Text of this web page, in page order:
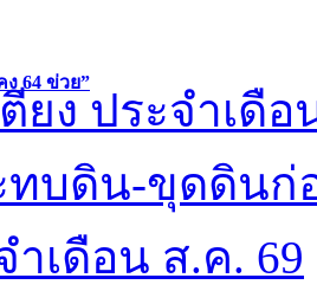
64 ข่วย”
ยง ประจำเดือ
ทบดิน-ขุดดินก่
ำเดือน ส.ค. 69